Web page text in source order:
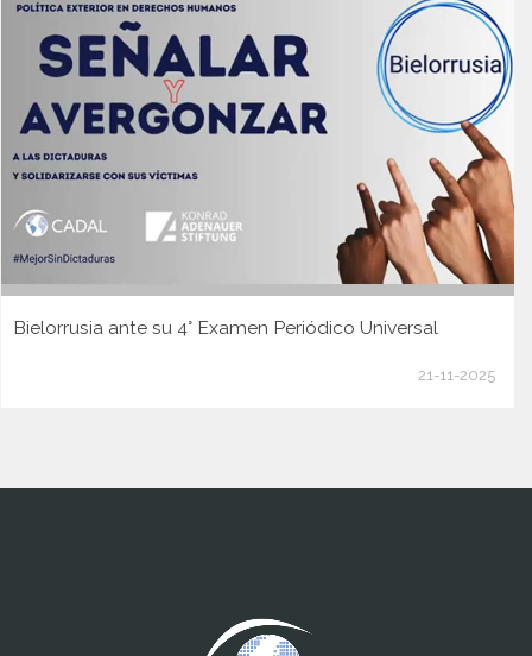
Bielorrusia ante su 4° Examen Periódico Universal
21-11-2025